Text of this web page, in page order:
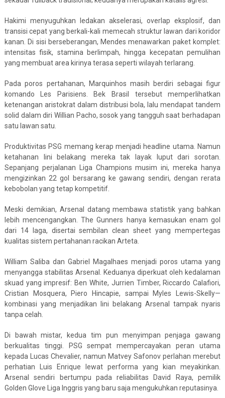
Hakimi menyuguhkan ledakan akselerasi, overlap eksplosif, dan
transisi cepat yang berkali-kali memecah struktur lawan dari koridor
kanan. Di sisi berseberangan, Mendes menawarkan paket komplet:
intensitas fisik, stamina berlimpah, hingga kecepatan pemulihan
yang membuat area kirinya terasa seperti wilayah terlarang.
Pada poros pertahanan, Marquinhos masih berdiri sebagai figur
komando Les Parisiens. Bek Brasil tersebut memperlihatkan
ketenangan aristokrat dalam distribusi bola, lalu mendapat tandem
solid dalam diri Willian Pacho, sosok yang tangguh saat berhadapan
satu lawan satu.
Produktivitas PSG memang kerap menjadi headline utama. Namun
ketahanan lini belakang mereka tak layak luput dari sorotan.
Sepanjang perjalanan Liga Champions musim ini, mereka hanya
mengizinkan 22 gol bersarang ke gawang sendiri, dengan rerata
kebobolan yang tetap kompetitif.
Meski demikian, Arsenal datang membawa statistik yang bahkan
lebih mencengangkan. The Gunners hanya kemasukan enam gol
dari 14 laga, disertai sembilan clean sheet yang mempertegas
kualitas sistem pertahanan racikan Arteta.
William Saliba dan Gabriel Magalhaes menjadi poros utama yang
menyangga stabilitas Arsenal. Keduanya diperkuat oleh kedalaman
skuad yang impresif: Ben White, Jurrien Timber, Riccardo Calafiori,
Cristian Mosquera, Piero Hincapie, sampai Myles Lewis-Skelly—
kombinasi yang menjadikan lini belakang Arsenal tampak nyaris
tanpa celah.
Di bawah mistar, kedua tim pun menyimpan penjaga gawang
berkualitas tinggi. PSG sempat mempercayakan peran utama
kepada Lucas Chevalier, namun Matvey Safonov perlahan merebut
perhatian Luis Enrique lewat performa yang kian meyakinkan.
Arsenal sendiri bertumpu pada reliabilitas David Raya, pemilik
Golden Glove Liga Inggris yang baru saja mengukuhkan reputasinya.